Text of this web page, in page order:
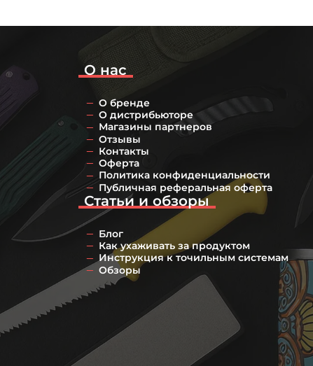
О нас
О бренде
О дистрибьюторе
Магазины партнеров
Отзывы
Контакты
Оферта
Политика конфиденциальности
Публичная реферальная оферта
Статьи и обзоры
Блог
Как ухаживать за продуктом
Инструкция к точильным системам
Обзоры